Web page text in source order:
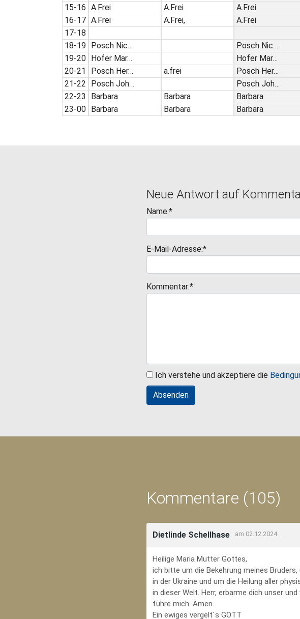
15-16
16-17
17-18
18-19
19-20
20-21
21-22
22-23
23-00
A.Frei
A.Frei
Posch Nic…
Hofer Mar…
Posch Her…
Posch Joh…
Barbara
Barbara
A.Frei
A.Frei,
a.frei
Barbara
Barbara
A.Frei
A.Frei
Posch Nic…
Hofer Mar…
Posch Her…
Posch Joh…
Barbara
Barbara
Neue Antwort auf
Name:*
E-Mail-Adresse:*
Kommentar:*
Ich verstehe und akzeptiere die
Kommentare (105)
Dietlinde Schellhase am 02.12.2024
Heilige Maria Mutter Gottes,
ich bitte um die Bekehrung meines
in der Ukraine und um die Heilung aller
in dieser Welt. Herr, erbarme dich unser
führe mich. Amen.
Ein ewiges vergelt`s GOTT